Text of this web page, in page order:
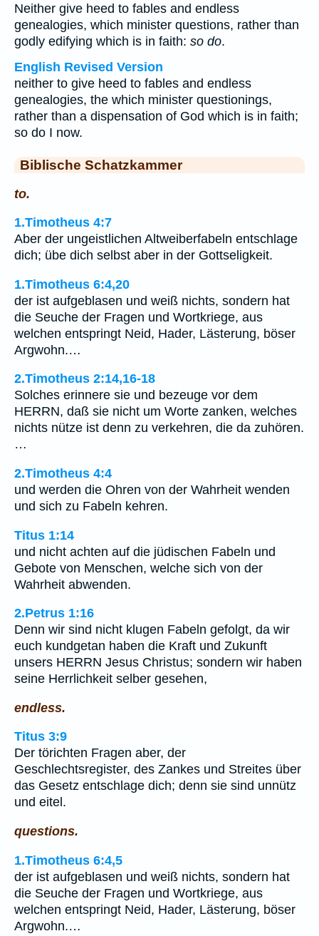
Neither give heed to fables and endless
genealogies, which minister questions, rather than
godly edifying which is in faith: so do.
English Revised Version
neither to give heed to fables and endless
genealogies, the which minister questionings,
rather than a dispensation of God which is in faith;
so do I now.
Biblische Schatzkammer
to.
1.Timotheus 4:7
Aber der ungeistlichen Altweiberfabeln entschlage
dich; übe dich selbst aber in der Gottseligkeit.
1.Timotheus 6:4,20
der ist aufgeblasen und weiß nichts, sondern hat
die Seuche der Fragen und Wortkriege, aus
welchen entspringt Neid, Hader, Lästerung, böser
Argwohn.…
2.Timotheus 2:14,16-18
Solches erinnere sie und bezeuge vor dem
HERRN, daß sie nicht um Worte zanken, welches
nichts nütze ist denn zu verkehren, die da zuhören.
…
2.Timotheus 4:4
und werden die Ohren von der Wahrheit wenden
und sich zu Fabeln kehren.
Titus 1:14
und nicht achten auf die jüdischen Fabeln und
Gebote von Menschen, welche sich von der
Wahrheit abwenden.
2.Petrus 1:16
Denn wir sind nicht klugen Fabeln gefolgt, da wir
euch kundgetan haben die Kraft und Zukunft
unsers HERRN Jesus Christus; sondern wir haben
seine Herrlichkeit selber gesehen,
endless.
Titus 3:9
Der törichten Fragen aber, der
Geschlechtsregister, des Zankes und Streites über
das Gesetz entschlage dich; denn sie sind unnütz
und eitel.
questions.
1.Timotheus 6:4,5
der ist aufgeblasen und weiß nichts, sondern hat
die Seuche der Fragen und Wortkriege, aus
welchen entspringt Neid, Hader, Lästerung, böser
Argwohn.…